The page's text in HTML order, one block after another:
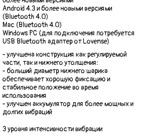
Android 4.3 и более новыми версиями
(Bluetooth 4.0)
Mac (Bluetooth 4.0)
Windows PC (для подключения потребуется
USB Bluetooth адаптер от Lovense)
- улучшена конструкция как регулируемой
части, так и нижнего утолщения:
- больший диаметр нижнего шарика
обеспечивает хорошую фиксацию и
стабильное положение во время
использования
- улучшен аккумулятор для более мощных и
долгих вибраций
3 уровня интенсивности вибрации